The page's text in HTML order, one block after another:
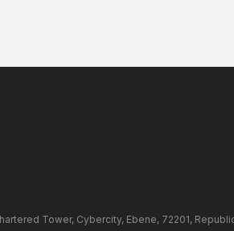
Tower, Cybercity, Ebene, 72201,